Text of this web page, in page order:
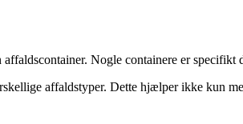
Nogle containere er specifikt
affaldstyper. Dette hjælper ikke kun